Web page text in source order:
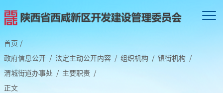
首页 /
政府信息公开 / 法定主动公开内容 / 组织机构 / 镇街机构 /
渭城街道办事处 / 主要职责 /
正文